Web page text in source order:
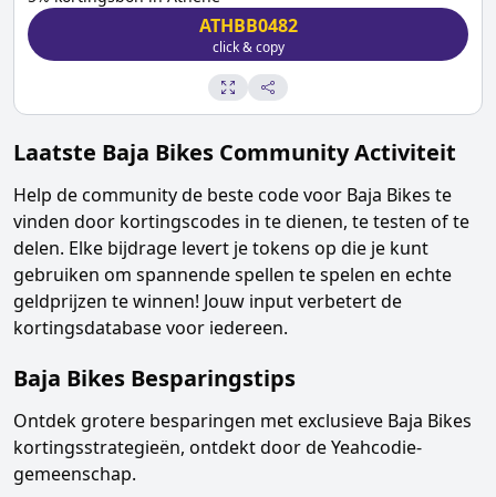
ATHBB0482
click & copy
Laatste Baja Bikes Community Activiteit
Help de community de beste code voor Baja Bikes te
vinden door kortingscodes in te dienen, te testen of te
delen. Elke bijdrage levert je tokens op die je kunt
gebruiken om spannende spellen te spelen en echte
geldprijzen te winnen! Jouw input verbetert de
kortingsdatabase voor iedereen.
Baja Bikes Besparingstips
Ontdek grotere besparingen met exclusieve Baja Bikes
kortingsstrategieën, ontdekt door de Yeahcodie-
gemeenschap.